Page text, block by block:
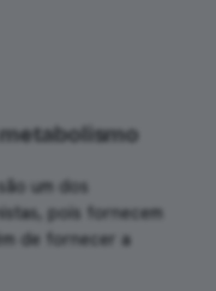
um dos
pois fornecem
de fornecer a